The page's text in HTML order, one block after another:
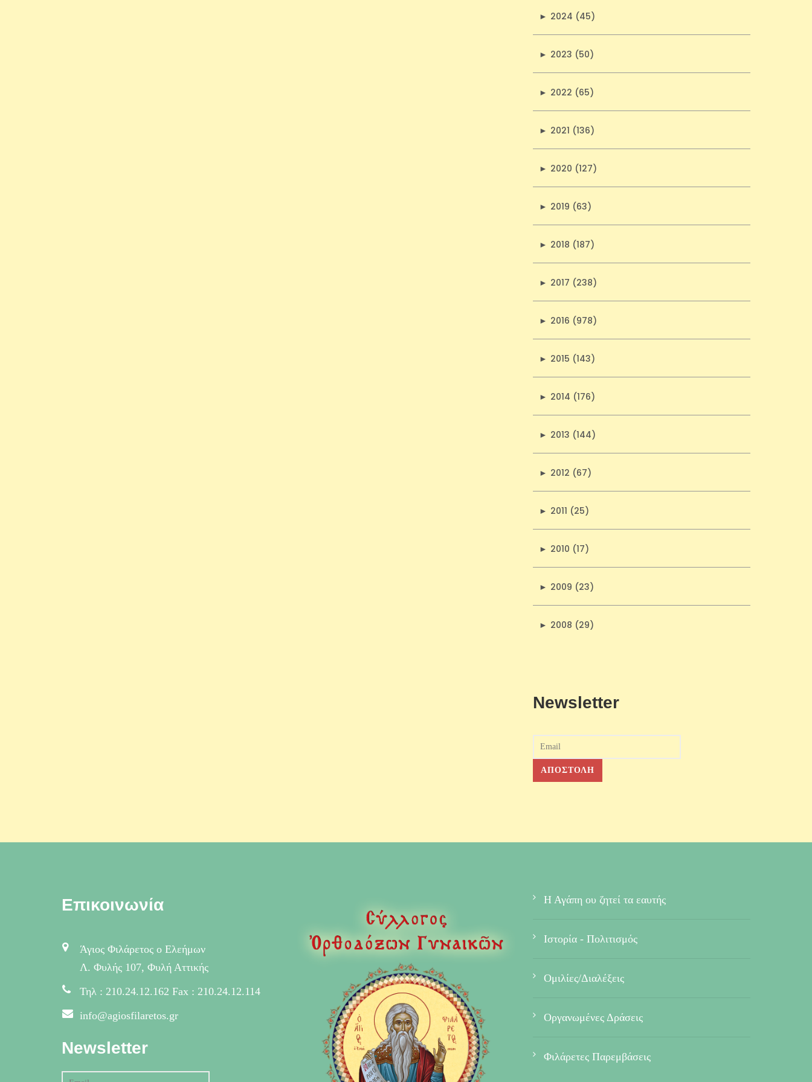
► 2024 (45)
► 2023 (50)
► 2022 (65)
► 2021 (136)
► 2020 (127)
► 2019 (63)
► 2018 (187)
► 2017 (238)
► 2016 (978)
► 2015 (143)
► 2014 (176)
► 2013 (144)
► 2012 (67)
► 2011 (25)
► 2010 (17)
► 2009 (23)
► 2008 (29)
Newsletter
Επικοινωνία
Άγιος Φιλάρετος ο Ελεήμων
Λ. Φυλής 107, Φυλή Αττικής
Τηλ : 210.24.12.162 Fax : 210.24.12.114
info@agiosfilaretos.gr
Newsletter
Η Αγάπη ου ζητεί τα εαυτής
Ιστορία - Πολιτισμός
Ομιλίες/Διαλέξεις
Οργανωμένες Δράσεις
Φιλάρετες Παρεμβάσεις